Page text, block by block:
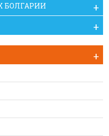
БОЛГАРИИ